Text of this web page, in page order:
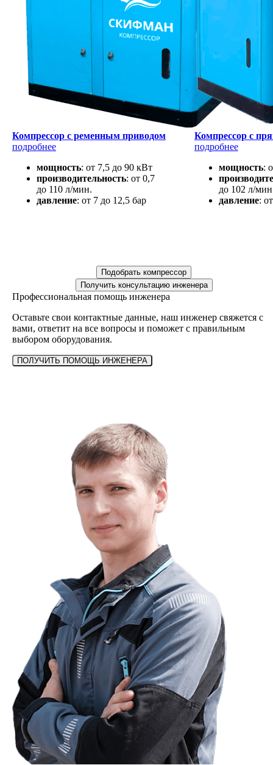
Компрессор с ременным приводом
подробнее
мощность: от 7,5 до 90 кВт
производительность: от 0,7
до 110 л/мин.
давление: от 7 до 12,5 бар
Компрессор с
подробнее
мощность:
до 102 л/
давление:
Подобрать компрессор
Получить консультацию инженера
Профессиональная помощь инженера
Оставьте свои контактные данные, наш инженер свяжется с
вами, ответит на все вопросы и поможет с правильным
выбором оборудования.
ПОЛУЧИТЬ ПОМОЩЬ ИНЖЕНЕРА